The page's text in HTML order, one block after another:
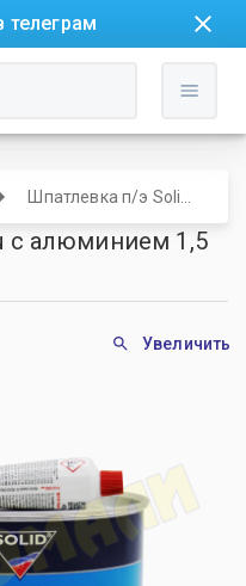
телеграм
с алюминием 1,5
Увеличить